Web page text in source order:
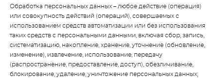
Обработка персональных данных – любое действие (операция)
или совокупность действий (операций), совершаемых с
использованием средств автоматизации или без использования
таких средств с персональными данными, включая сбор, запись,
систематизацию, накопление, хранение, уточнение (обновление,
изменение), извлечение, использование, передачу
(распространение, предоставление, доступ), обезличивание,
блокирование, удаление, уничтожение персональных данных;